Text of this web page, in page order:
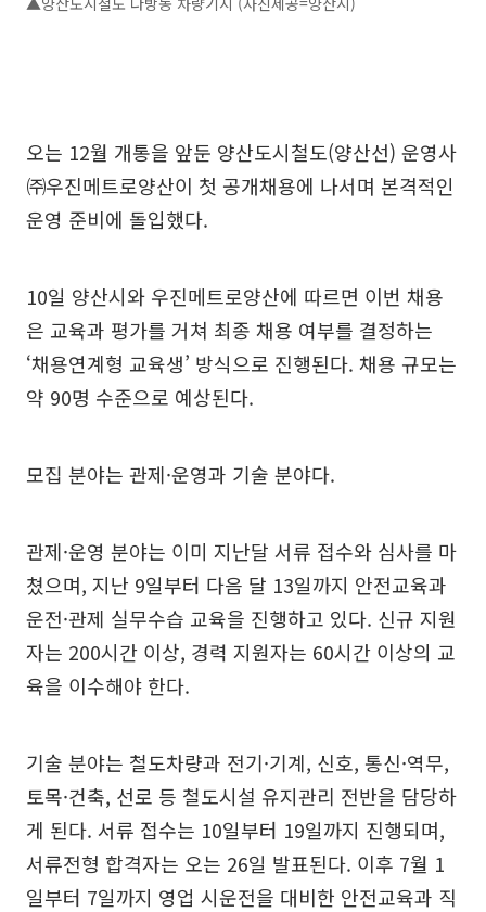
오는 12월 개통을 앞둔 양산도시철도(양산선) 운영사
㈜우진메트로양산이 첫 공개채용에 나서며 본격적인
운영 준비에 돌입했다.
10일 양산시와 우진메트로양산에 따르면 이번 채용
은 교육과 평가를 거쳐 최종 채용 여부를 결정하는
‘채용연계형 교육생’ 방식으로 진행된다. 채용 규모는
약 90명 수준으로 예상된다.
모집 분야는 관제·운영과 기술 분야다.
관제·운영 분야는 이미 지난달 서류 접수와 심사를 마
쳤으며, 지난 9일부터 다음 달 13일까지 안전교육과
운전·관제 실무수습 교육을 진행하고 있다. 신규 지원
자는 200시간 이상, 경력 지원자는 60시간 이상의 교
육을 이수해야 한다.
기술 분야는 철도차량과 전기·기계, 신호, 통신·역무,
토목·건축, 선로 등 철도시설 유지관리 전반을 담당하
게 된다. 서류 접수는 10일부터 19일까지 진행되며,
서류전형 합격자는 오는 26일 발표된다. 이후 7월 1
일부터 7일까지 영업 시운전을 대비한 안전교육과 직